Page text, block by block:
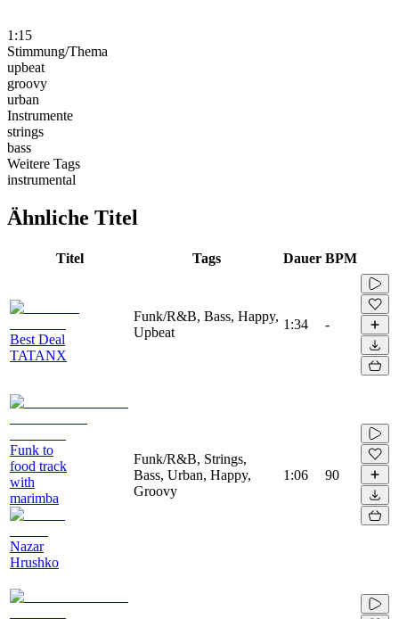
1:15
Stimmung/Thema
upbeat
groovy
urban
Instrumente
strings
bass
Weitere Tags
instrumental
Ähnliche Titel
Titel Tags Dauer BPM
Best Deal
TATANX
Funk/R&B, Bass, Happy,
Upbeat
1:34 -
Funk to
food track
with
marimba
Nazar
Hrushko
Funk/R&B, Strings,
Bass, Urban, Happy,
Groovy
1:06 90